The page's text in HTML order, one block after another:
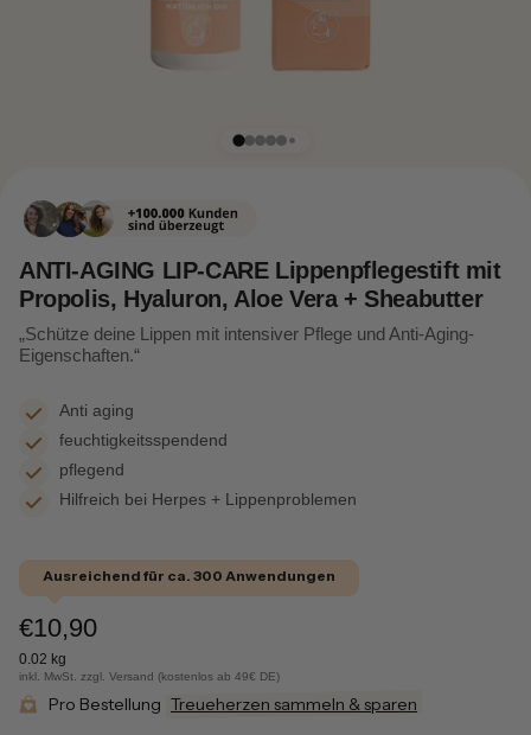
ANTI-AGING LIP-CARE Lippenpflegestift mit
Propolis, Hyaluron, Aloe Vera + Sheabutter
„Schütze deine Lippen mit intensiver Pflege und Anti-Aging-
Eigenschaften.“
Anti aging
feuchtigkeitsspendend
pflegend
Hilfreich bei Herpes + Lippenproblemen
Ausreichend für ca. 300 Anwendungen
€10,90
0.02 kg
inkl. MwSt. zzgl. Versand (kostenlos ab 49€ DE)
Pro Bestellung Treueherzen sammeln & sparen